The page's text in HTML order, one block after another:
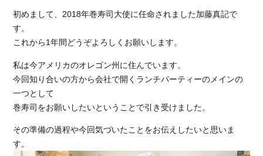
初めまして、2018年巻寿司大使に任命されました加藤真記で
す。
これから1年間どうぞよろしくお願いします。
私は今アメリカのオレゴン州に住んでいます。
今回知り合いの方から会社で開くランチパーティーのメインの
一つとして
巻寿司をお願いしたいということで引き受けました。
その準備の過程や今回気づいたことをお伝えしたいと思いま
す。